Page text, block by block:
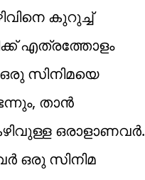
കുറുച്ച്
എത്രത്തോളം
സിനിമയെ
താൻ
ഒരാളാണവർ.
ഒരു സിനിമ